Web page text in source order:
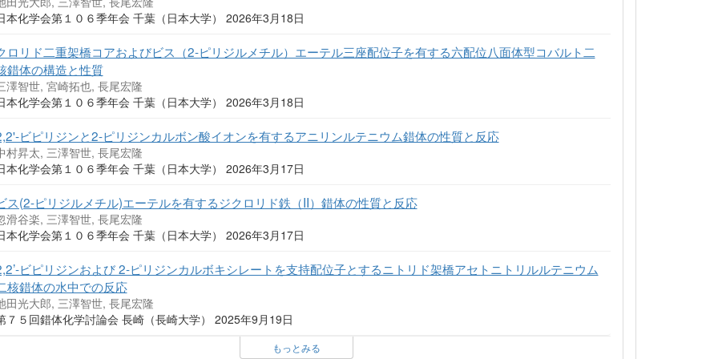
本化学会第１０６季年会 千葉（日本大学） 2026年3月18日
ロリド二重架橋コアおよびビス（2-ピリジルメチル）エーテル三座配位子を有する六配位八面体型コバルト二
錯体の構造と性質
澤智世, 宮崎拓也, 長尾宏隆
本化学会第１０６季年会 千葉（日本大学） 2026年3月18日
ビピリジンと2-ピリジンカルボン酸イオンを有するアニリンルテニウム錯体の性質と反応
村昇太, 三澤智世, 長尾宏隆
本化学会第１０６季年会 千葉（日本大学） 2026年3月17日
ス(2-ピリジルメチル)エーテルを有するジクロリド鉄（II）錯体の性質と反応
滑谷楽, 三澤智世, 長尾宏隆
本化学会第１０６季年会 千葉（日本大学） 2026年3月17日
ビピリジンおよび 2-ピリジンカルボキシレートを支持配位子とするニトリド架橋アセトニトリルルテニウム
核錯体の水中での反応
田光大郎, 三澤智世, 長尾宏隆
７５回錯体化学討論会 長崎（長崎大学） 2025年9月19日
もっとみる